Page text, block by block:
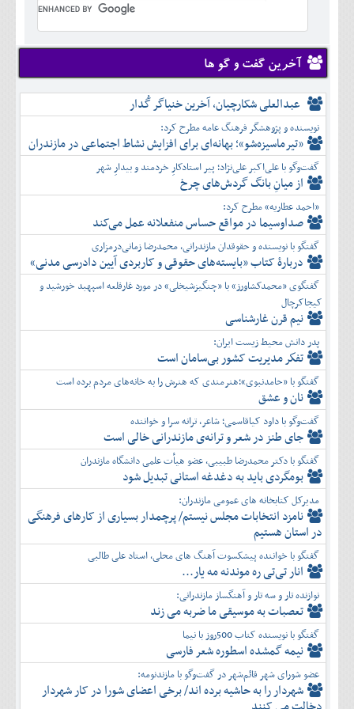
دی
بهمن
اسفند
آبان
آذر
دی
بهمن
اسفند
شهريور
مهر
آبان
آذر
دی
بهمن
اسفند
تير
مرداد
شهريور
مهر
آبان
آذر
دی
بهمن
اسفند
آخرین گفت و گو ها
عبدالعلی شکارچیان، آخرین خنیاگر گُدار
نویسنده و پژوهشگر فرهنگ عامه مطرح کرد:
«تیرماسیزه‌شو»؛ بهانه‌ای برای افزایش نشاط اجتماعی در مازندران
گفت‌وگو با علی‌اکبر علی‌نژاد؛ پیر استادکارِ خردمند و بیدارِ شهر
از میانِ بانگ گردش‌های چرخ
«احمد عطاریه» مطرح کرد:
صداوسیما در مواقع حساس منفعلانه عمل می‌کند
گفتگو با نویسنده و حقوقدان مازندرانی، محمدرضا زمانی‌درمزاری
دربارۀ کتاب ”بایسته‌های حقوقی و کاربردی آیین دادرسی مدنی»
گفتگوی «محمدکشاورز» با «چنگیزشیخلی» در مورد غارقلعه اسپهبد خورشید و
کیجاکرچال
نیم قرن غارشناسی
پدر دانش محیط زیست ایران:
تفكر مديريت کشور بی‌سامان است
گفتگو با «حامدنبوی»؛هنرمندی که هنرش را به خانه‌های مردم برده است
نان و عشق
گفت‌وگو با داود کیاقاسمی؛ شاعر، ترانه سرا و خواننده
جای طنز در شعر و ترانه‌ی مازندرانی خالی است
گفتگو با دکتر محمدرضا طبیبی، عضو هیأت علمی دانشگاه مازندران
بومگردی باید به دغدغه استانی تبدیل شود
مدیرکل کتابخانه های عمومی مازندران:
نامزد انتخابات مجلس نیستم/ پرچمدار بسیاری از کارهای فرهنگی
در استان هستیم
گفتگو با خواننده پیشکسوت آهنگ های محلی، استاد علی طالبی
انار تی‌تی ره موندنه مه یار...
نوازنده تار و سه تار و آهنگساز مازندرانی:
تعصبات به موسیقی ما ضربه می زند
گفتگو با نویسنده کتاب 500روز با نیما
نیمه گمشده اسطوره شعر فارسی
عضو شورای شهر قائم‌شهر در گفت‌و‌گو با مازندنومه:
شهردار را به حاشیه برده اند/ برخی اعضای شورا در کار شهردار